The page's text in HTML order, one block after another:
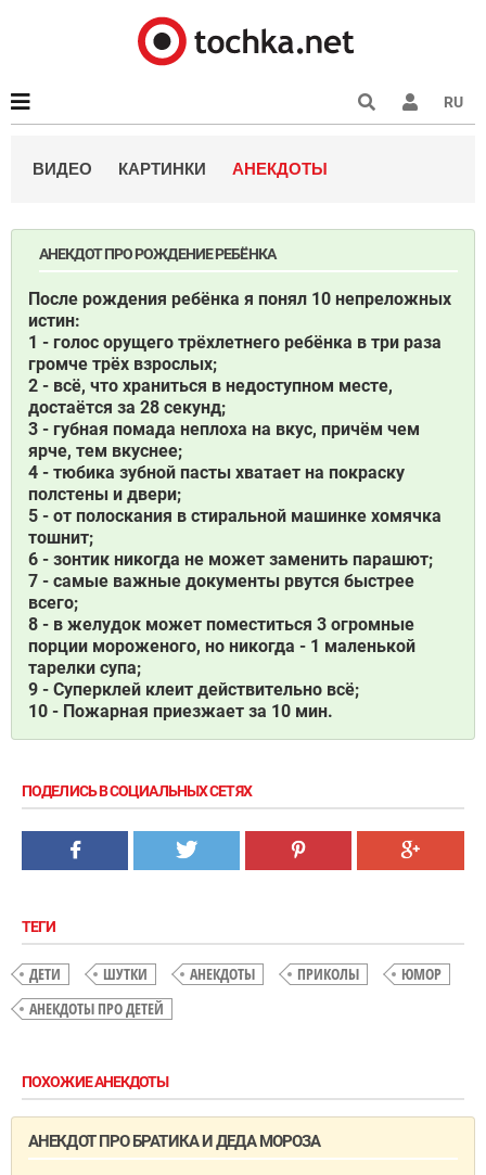
RU
ВИДЕО КАРТИНКИ АНЕКДОТЫ
АНЕКДОТ ПРО РОЖДЕНИЕ РЕБЁНКА
После рождения ребёнка я понял 10 непреложных
истин:
1 - голос орущего трёхлетнего ребёнка в три раза
громче трёх взрослых;
2 - всё, что храниться в недоступном месте,
достаётся за 28 секунд;
3 - губная помада неплоха на вкус, причём чем
ярче, тем вкуснее;
4 - тюбика зубной пасты хватает на покраску
полстены и двери;
5 - от полоскания в стиральной машинке хомячка
тошнит;
6 - зонтик никогда не может заменить парашют;
7 - самые важные документы рвутся быстрее
всего;
8 - в желудок может поместиться 3 огромные
порции мороженого, но никогда - 1 маленькой
тарелки супа;
9 - Суперклей клеит действительно всё;
10 - Пожарная приезжает за 10 мин.
ПОДЕЛИСЬ В СОЦИАЛЬНЫХ СЕТЯХ
ТЕГИ
ДЕТИ ШУТКИ АНЕКДОТЫ ПРИКОЛЫ
ЮМОР
АНЕКДОТЫ ПРО ДЕТЕЙ
ПОХОЖИЕ АНЕКДОТЫ
АНЕКДОТ ПРО БРАТИКА И ДЕДА МОРОЗА